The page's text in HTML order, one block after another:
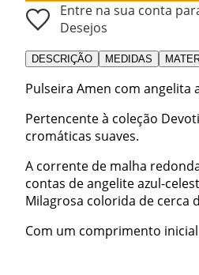
Entre na sua conta
Desejos
DESCRIÇÃO MEDIDAS
Pulseira Amen com angelita
Pertencente à coleção
cromáticas suaves.
A corrente de malha
contas de angelite azul-
Milagrosa colorida de cerca
Com um comprimento